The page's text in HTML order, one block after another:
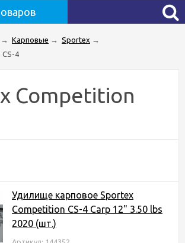
→ Карповые → Sportex →
4
Competition
Удилище карповое Sportex
Competition CS-4 Carp 12" 3.50 lbs
2020 (шт.)